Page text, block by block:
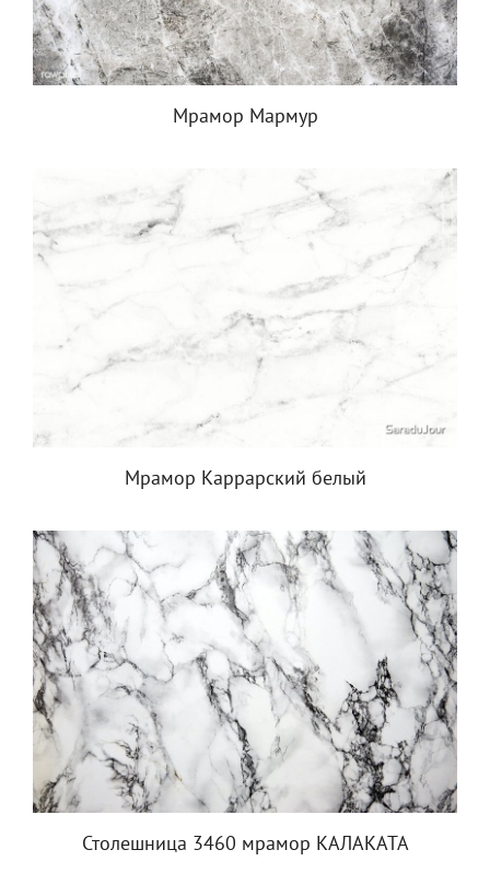
Мрамор Мармур
Мрамор Каррарский белый
Столешница 3460 мрамор КАЛАКАТА